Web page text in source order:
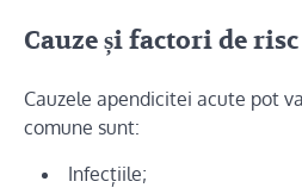
Cauze și factori de risc
Cauzele apendicitei acute pot
comune sunt:
Infecțiile;